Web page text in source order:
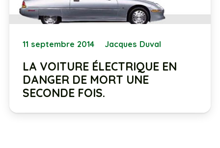
11 septembre 2014 Jacques Duval
LA VOITURE ÉLECTRIQUE EN
DANGER DE MORT UNE
SECONDE FOIS.